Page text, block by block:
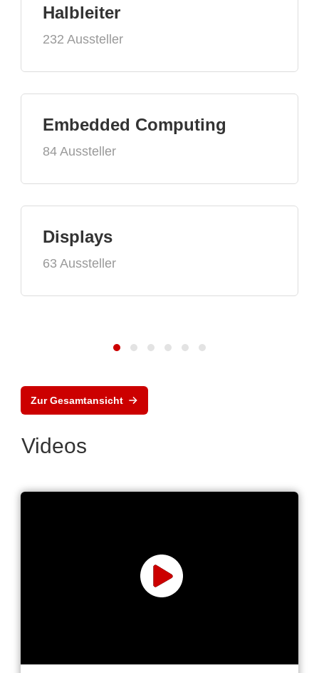
Halbleiter
232 Aussteller
Embedded Computing
84 Aussteller
Displays
63 Aussteller
Zur Gesamtansicht
Videos